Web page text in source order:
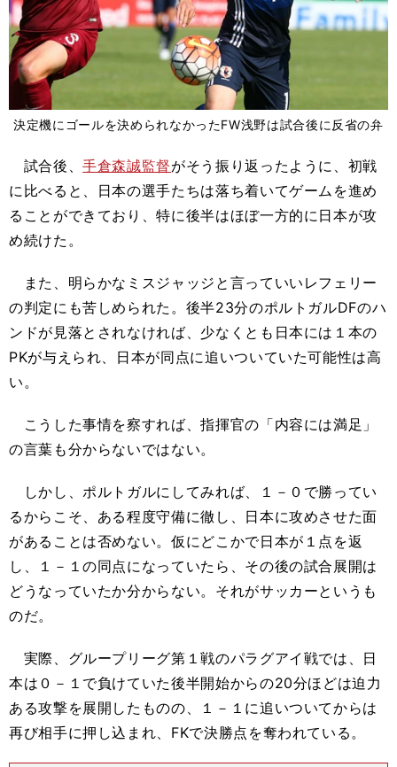
決定機にゴールを決められなかったFW浅野は試合後に反省の弁
試合後、手倉森誠監督がそう振り返ったように、初戦
に比べると、日本の選手たちは落ち着いてゲームを進め
ることができており、特に後半はほぼ一方的に日本が攻
め続けた。
また、明らかなミスジャッジと言っていいレフェリー
の判定にも苦しめられた。後半23分のポルトガルDFのハ
ンドが見落とされなければ、少なくとも日本には１本の
PKが与えられ、日本が同点に追いついていた可能性は高
い。
こうした事情を察すれば、指揮官の「内容には満足」
の言葉も分からないではない。
しかし、ポルトガルにしてみれば、１－０で勝ってい
るからこそ、ある程度守備に徹し、日本に攻めさせた面
があることは否めない。仮にどこかで日本が１点を返
し、１－１の同点になっていたら、その後の試合展開は
どうなっていたか分からない。それがサッカーというも
のだ。
実際、グループリーグ第１戦のパラグアイ戦では、日
本は０－１で負けていた後半開始からの20分ほどは迫力
ある攻撃を展開したものの、１－１に追いついてからは
再び相手に押し込まれ、FKで決勝点を奪われている。